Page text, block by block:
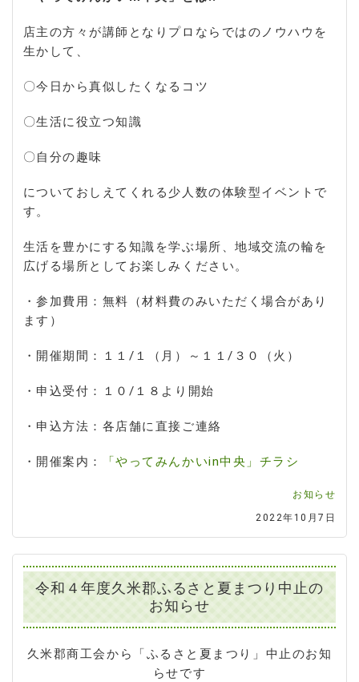
店主の方々が講師となりプロならではのノウハウを
生かして、
〇今日から真似したくなるコツ
〇生活に役立つ知識
〇自分の趣味
についておしえてくれる少人数の体験型イベントで
す。
生活を豊かにする知識を学ぶ場所、地域交流の輪を
広げる場所としてお楽しみください。
・参加費用：無料（材料費のみいただく場合があり
ます）
・開催期間：１１/１（月）～１１/３０（火）
・申込受付：１０/１８より開始
・申込方法：各店舗に直接ご連絡
・開催案内： 「やってみんかいin中央」チラシ
お知らせ
2022年10月7日
令和４年度久米郡ふるさと夏まつり中止の
お知らせ
久米郡商工会から「ふるさと夏まつり」中止のお知
らせです